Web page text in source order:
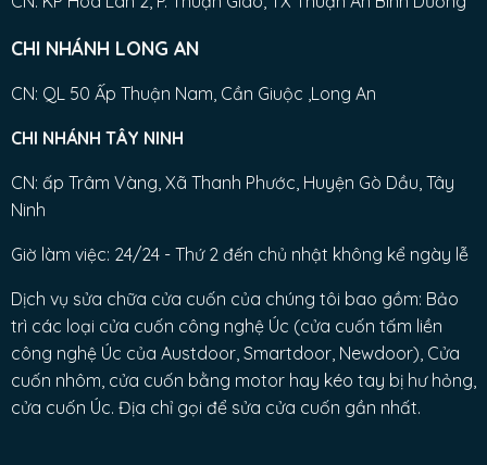
CHI NHÁNH LONG AN
CN: QL 50 Ấp Thuận Nam, Cần Giuộc ,Long An
CHI NHÁNH TÂY NINH
CN: ấp Trâm Vàng, Xã Thanh Phước, Huyện Gò Dầu, Tây
Ninh
Giờ làm việc: 24/24 - Thứ 2 đến chủ nhật không kể ngày lễ
Dịch vụ sửa chữa cửa cuốn của chúng tôi bao gồm: Bảo
trì các loại cửa cuốn công nghệ Úc (cửa cuốn tấm liền
công nghệ Úc của Austdoor, Smartdoor, Newdoor), Cửa
cuốn nhôm, cửa cuốn bằng motor hay kéo tay bị hư hỏng,
cửa cuốn Úc. Địa chỉ gọi để sửa cửa cuốn gần nhất.